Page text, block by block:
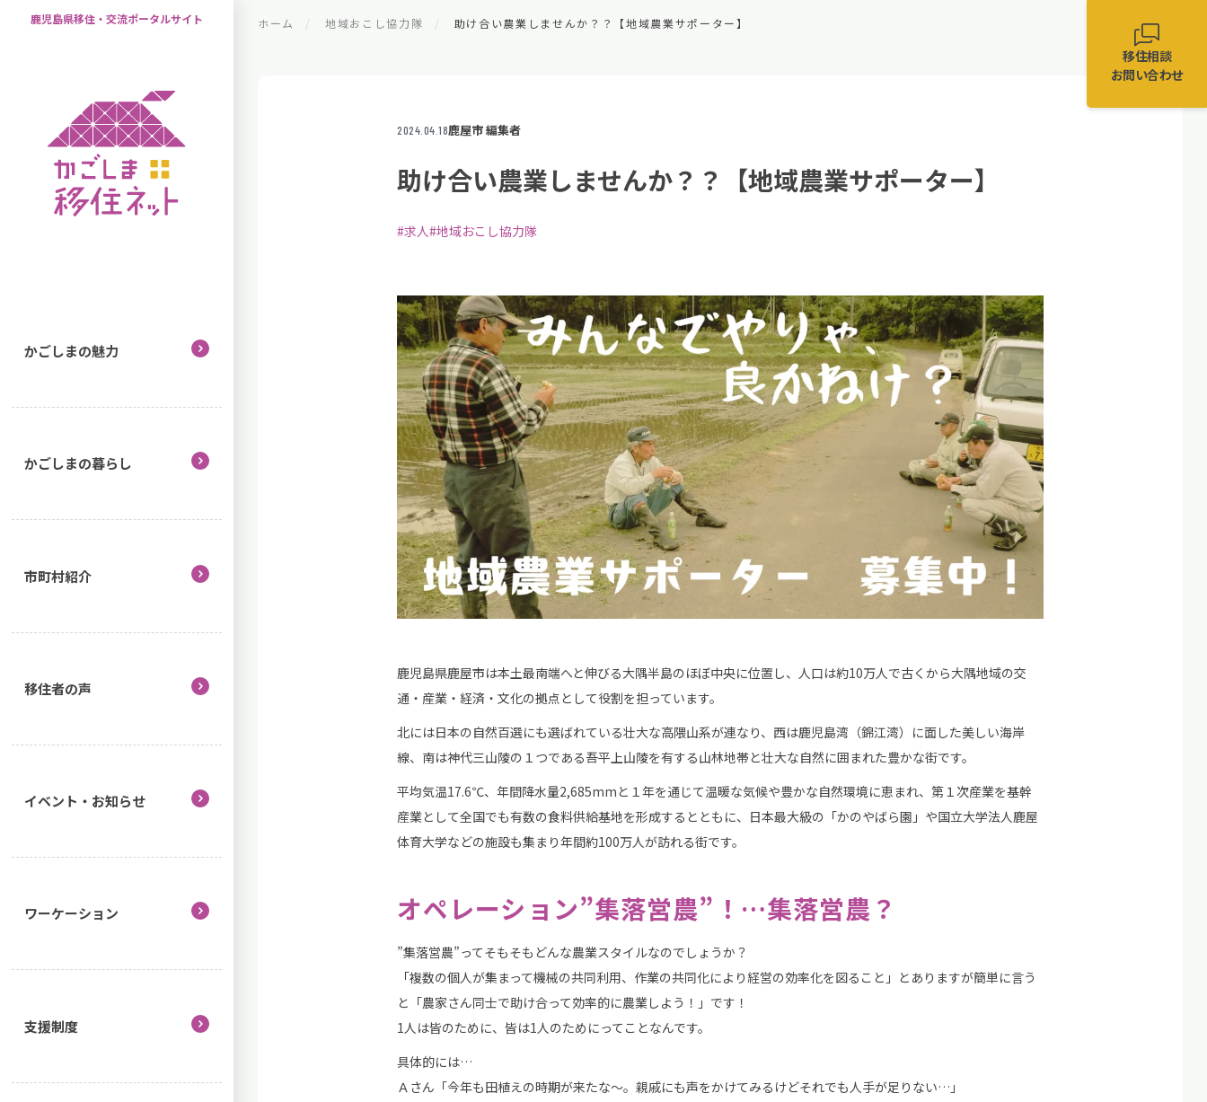
移住相談
お問い合わせ
鹿児島県移住・交流ポータルサイト
かごしまの魅力
かごしまの暮らし
市町村紹介
移住者の声
イベント・お知らせ
ワーケーション
支援制度
ホーム 地域おこし協力隊 助け合い農業しませんか？？【地域農業サポーター】
2024.04.18鹿屋市 編集者
助け合い農業しませんか？？【地域農業サポーター】
#求人#地域おこし協力隊
鹿児島県鹿屋市は本土最南端へと伸びる大隅半島のほぼ中央に位置し、人口は約10万人で古くから大隅地域の交
通・産業・経済・文化の拠点として役割を担っています。
北には日本の自然百選にも選ばれている壮大な高隈山系が連なり、西は鹿児島湾（錦江湾）に面した美しい海岸
線、南は神代三山陵の１つである吾平上山陵を有する山林地帯と壮大な自然に囲まれた豊かな街です。
平均気温17.6℃、年間降水量2,685mmと１年を通じて温暖な気候や豊かな自然環境に恵まれ、第１次産業を基幹
産業として全国でも有数の食料供給基地を形成するとともに、日本最大級の「かのやばら園」や国立大学法人鹿屋
体育大学などの施設も集まり年間約100万人が訪れる街です。
オペレーション”集落営農”！…集落営農？
”集落営農”ってそもそもどんな農業スタイルなのでしょうか？
「複数の個人が集まって機械の共同利用、作業の共同化により経営の効率化を図ること」とありますが簡単に言う
と「農家さん同士で助け合って効率的に農業しよう！」です！
1人は皆のために、皆は1人のためにってことなんです。
具体的には…
Ａさん「今年も田植えの時期が来たな～。親戚にも声をかけてみるけどそれでも人手が足りない…」